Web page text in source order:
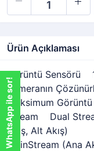
Ürün Açıklaması
Görüntü Sensörü
Kameranın
Maksimum
Stream Dual
Akış, Alt Akış)
MainStream (Ana
WhatsApp ile sor!
WhatsApp ile sor!